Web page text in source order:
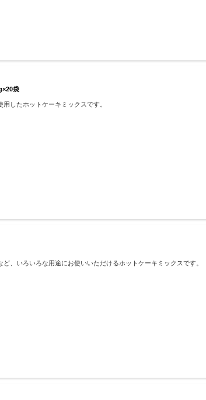
袋
したホットケーキミックスです。
、いろいろな用途にお使いいただけるホットケーキミックスです。